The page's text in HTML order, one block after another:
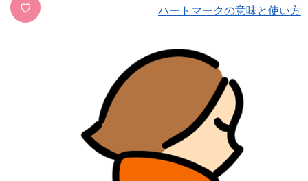
♡ ハートマークの意味と使い方